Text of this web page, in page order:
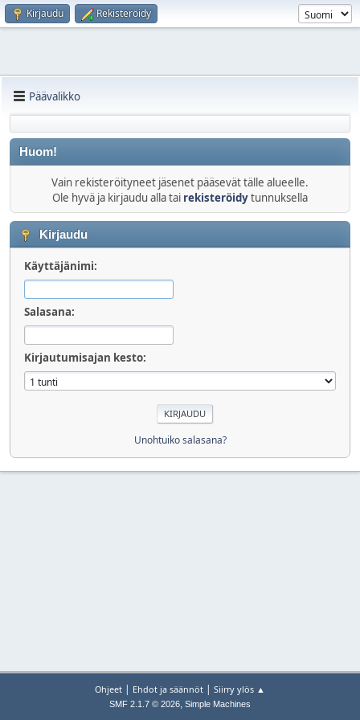
Kirjaudu Rekisteröidy
Päävalikko
Huom!
Vain rekisteröityneet jäsenet pääsevät tälle alueelle.
Ole hyvä ja kirjaudu alla tai rekisteröidytunnuksella
Kirjaudu
Käyttäjänimi:
Salasana:
Kirjautumisajan kesto:
Unohtuiko salasana?
Ohjeet | Ehdot ja säännöt | Siirry ylös ▲
SMF 2.1.7 © 2026, Simple Machines